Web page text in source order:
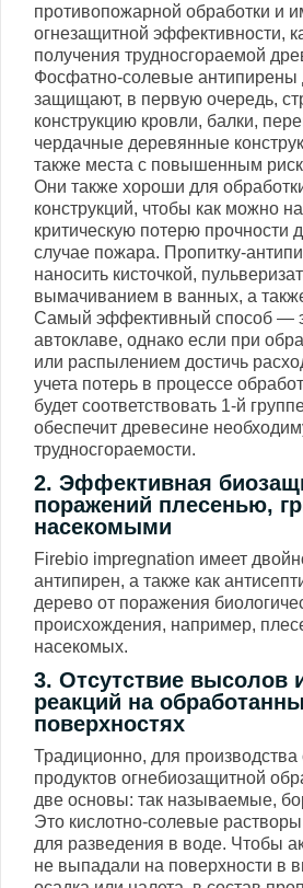
противопожарной обработки и
огнезащитной эффективности,
получения трудносгораемой
Фосфатно-солевые антипирены
защищают, в первую очередь,
конструкцию кровли, балки,
чердачные деревянные
также места с повышенным
Они также хороши для
конструкций, чтобы как можно
критическую потерю прочности
случае пожара. Пропитку-
наносить кисточкой,
вымачиванием в ванных, а
Самый эффективный способ —
автоклаве, однако если при
или распылением достичь
учета потерь в процессе
будет соответствовать 1-й
обеспечит древесине
трудносгораемости.
2. Эффективная
поражений плесенью,
насекомыми
Firebio impregnation имеет
антипирен, а также как
дерево от поражения
происхождения, например,
насекомых.
3. Отсутствие высолов
реакций на
поверхностях
Традиционно, для
продуктов огнебиозащитной
две основы: так называемые,
Это кислотно-солевые
для разведения в воде. Чтобы
не выпадали на поверхности в